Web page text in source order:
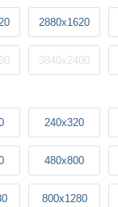
2880x1620
3840x2400
240x320
480x800
800x1280